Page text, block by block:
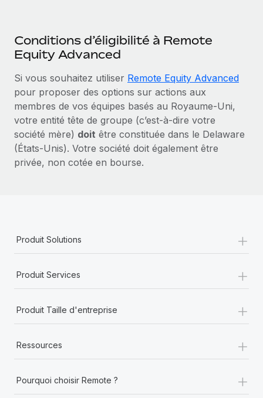
Conditions d’éligibilité à Remote
Equity Advanced
Si vous souhaitez utiliser Remote Equity Advanced
pour proposer des options sur actions aux
membres de vos équipes basés au Royaume‑Uni,
votre entité tête de groupe (c’est‑à‑dire votre
société mère) doit être constituée dans le Delaware
(États-Unis). Votre société doit également être
privée, non cotée en bourse.
Produit Solutions +
Produit Services +
Produit Taille d'entreprise +
Ressources +
Pourquoi choisir Remote ? +